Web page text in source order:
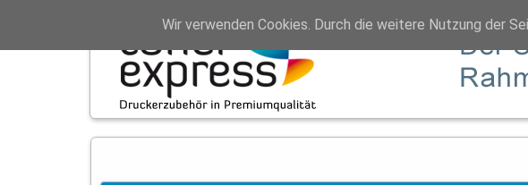
Wir verwenden Cookies. Durch die weitere Nutzung der